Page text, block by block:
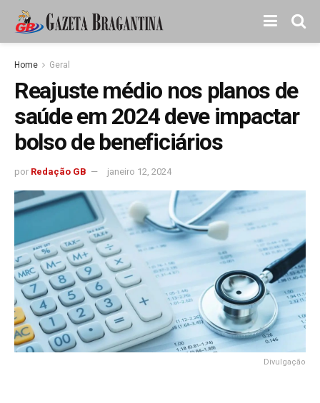
Home Geral
Reajuste médio nos planos de
saúde em 2024 deve impactar
bolso de beneficiários
por Redação GB janeiro 12, 2024
Divulgação